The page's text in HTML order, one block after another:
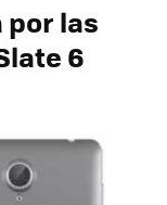
por las
6